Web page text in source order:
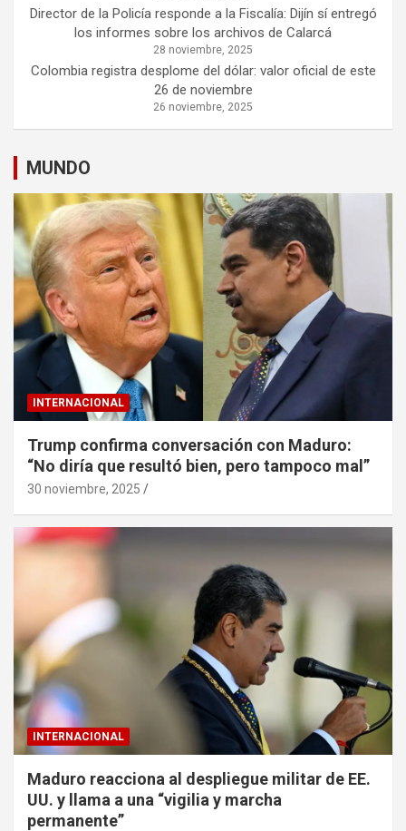
Director de la Policía responde a la Fiscalía: Dijín sí entregó
los informes sobre los archivos de Calarcá
28 noviembre, 2025
Colombia registra desplome del dólar: valor oficial de este
26 de noviembre
26 noviembre, 2025
MUNDO
INTERNACIONAL
Trump confirma conversación con Maduro:
“No diría que resultó bien, pero tampoco mal”
30 noviembre, 2025
INTERNACIONAL
Maduro reacciona al despliegue militar de EE.
UU. y llama a una “vigilia y marcha
permanente”